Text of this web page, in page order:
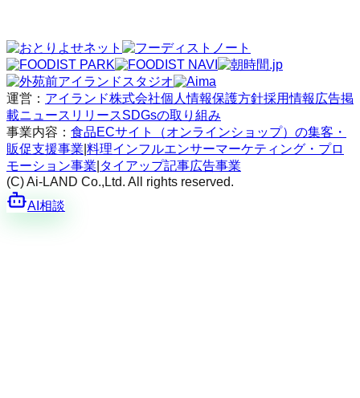
運営： アイランド株式会社個人情報保護方針採用情報 広告掲
載ニュースリリースSDGsの取り組み
事業内容： 食品ECサイト（オンラインショップ）の集客・
販促支援事業 料理インフルエンサーマーケティング・プロ
モーション事業 タイアップ記事広告事業
(C) Ai-LAND Co.,Ltd. All rights reserved.
AI相談